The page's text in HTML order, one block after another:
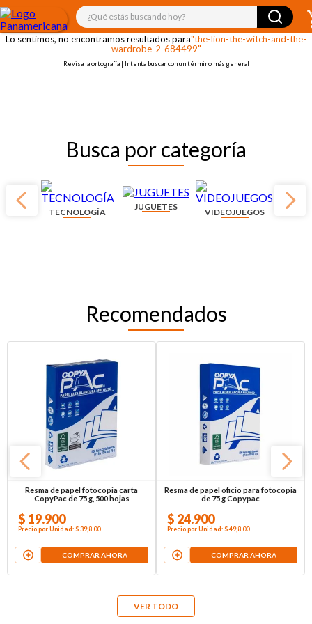
¿Qué estás buscando hoy?
¡OOPS!
Lo sentimos, no encontramos resultados para"the-lion-the-witch-and-the-
wardrobe-2-684499"
Revisa la ortografía | Intenta buscar con un término más general
Busca por categoría
TECNOLOGÍA
JUGUETES
VIDEOJUEGOS
Recomendados
Resma de papel fotocopia carta
CopyPac de 75 g, 500 hojas
$ 19.900
Precio porUnidad:$ 39,8.00
COMPRAR AHORA
Resma de papel oficio para fotocopia
de 75 g Copypac
$ 24.900
Precio porUnidad:$ 49,8.00
COMPRAR AHORA
VER TODO